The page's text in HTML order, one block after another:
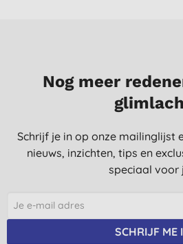
Nog meer
Schrijf je in op onze mailinglijst
nieuws, inzichten, tips en
speciaal voor
SCHRIJF ME